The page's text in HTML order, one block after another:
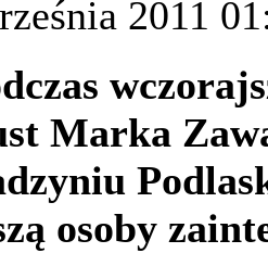
2011
Marka
osoby